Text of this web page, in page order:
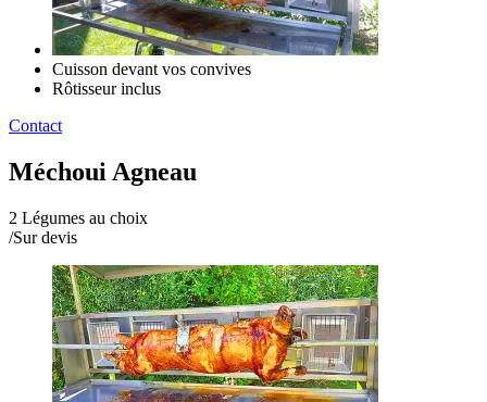
Cuisson devant vos convives
Rôtisseur inclus
Contact
Méchoui Agneau
2 Légumes au choix
/Sur devis